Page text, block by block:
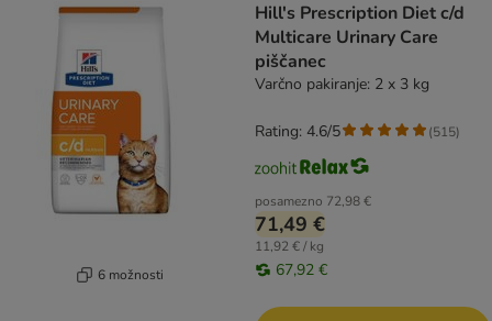
6 možnosti
Hill's Prescription Diet c/d
Multicare Urinary Care
piščanec
Varčno pakiranje: 2 x 3 kg
posamezno 72,98 €
71,49 €
11,92 € / kg
67,92 €
Rating: 4.6/5 (515)